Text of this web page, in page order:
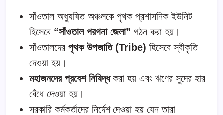
সাঁওতাল অধ্যুষিত অঞ্চলকে পৃথক প্রশাসনিক ইউনিট
হিসেবে “সাঁওতাল পরগনা জেলা” গঠন করা হয়।
সাঁওতালদের পৃথক উপজাতি (Tribe) হিসেবে স্বীকৃতি
দেওয়া হয়।
মহাজনদের প্রবেশ নিষিদ্ধকরা হয় এবং ঋণের সুদের হার
বেঁধে দেওয়া হয়।
সরকারি কর্মকর্তাদের নির্দেশ দেওয়া হয় যেন তারা